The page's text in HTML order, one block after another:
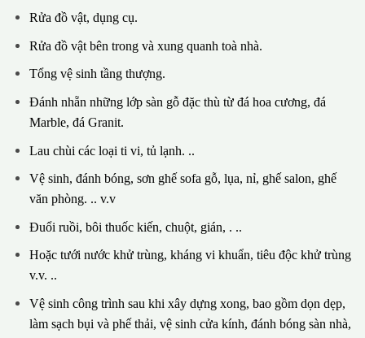
Rửa đồ vật, dụng cụ.
Rửa đồ vật bên trong và xung quanh toà nhà.
Tổng vệ sinh tầng thượng.
Đánh nhẵn những lớp sàn gỗ đặc thù từ đá hoa cương, đá
Marble, đá Granit.
Lau chùi các loại ti vi, tủ lạnh. ..
Vệ sinh, đánh bóng, sơn ghế sofa gỗ, lụa, nỉ, ghế salon, ghế
văn phòng. .. v.v
Đuổi ruồi, bôi thuốc kiến, chuột, gián, . ..
Hoặc tưới nước khử trùng, kháng vi khuẩn, tiêu độc khử trùng
v.v. ..
Vệ sinh công trình sau khi xây dựng xong, bao gồm dọn dẹp,
làm sạch bụi và phế thải, vệ sinh cửa kính, đánh bóng sàn nhà,